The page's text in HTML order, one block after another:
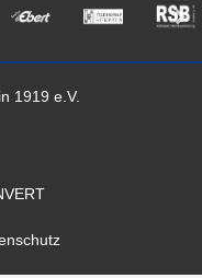
1919 e.V.